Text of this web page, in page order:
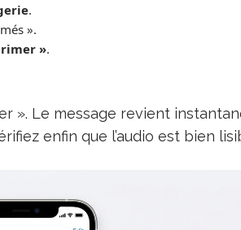
.
».
».
». Le message revient
enfin que l’audio est bien